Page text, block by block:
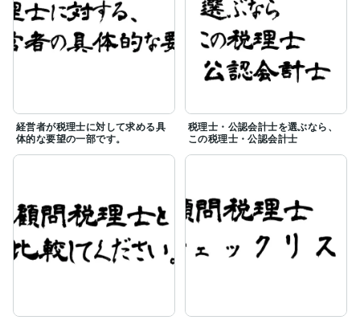
経営者が税理士に対して求める具
体的な要望の一部です。
税理士・公認会計士を選ぶなら、
この税理士・公認会計士